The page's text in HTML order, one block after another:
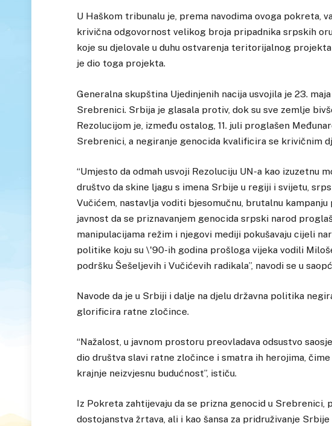
U Haškom tribunalu je, prema navodima ovoga pokreta,
krivična odgovornost velikog broja pripadnika srpskih
koje su djelovale u duhu ostvarenja teritorijalnog
je dio toga projekta.
Generalna skupština Ujedinjenih nacija usvojila je 23.
Srebrenici. Srbija je glasala protiv, dok su sve zemlje
Rezolucijom je, između ostalog, 11. juli proglašen
Srebrenici, a negiranje genocida kvalificira se krivičnim
“Umjesto da odmah usvoji Rezoluciju UN-a kao izuzetnu
društvo da skine ljagu s imena Srbije u regiji i svijetu,
Vučićem, nastavlja voditi bjesomučnu, brutalnu
javnost da se priznavanjem genocida srpski narod
manipulacijama režim i njegovi mediji pokušavaju cijeli
politike koju su \'90-ih godina prošloga vijeka vodili
podršku Šešeljevih i Vučićevih radikala”, navodi se u
Navode da je u Srbiji i dalje na djelu državna politika
glorificira ratne zločince.
“Nažalost, u javnom prostoru preovladava odsustvo
dio društva slavi ratne zločince i smatra ih herojima,
krajnje neizvjesnu budućnost”, ističu.
Iz Pokreta zahtijevaju da se prizna genocid u Srebrenici,
dostojanstva žrtava, ali i kao šansa za pridruživanje